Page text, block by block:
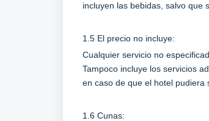
incluyen las bebidas, salvo que
1.5 El precio no incluye:
Cualquier servicio no
Tampoco incluye los servicios
en caso de que el hotel pudiera
1.6 Cunas: